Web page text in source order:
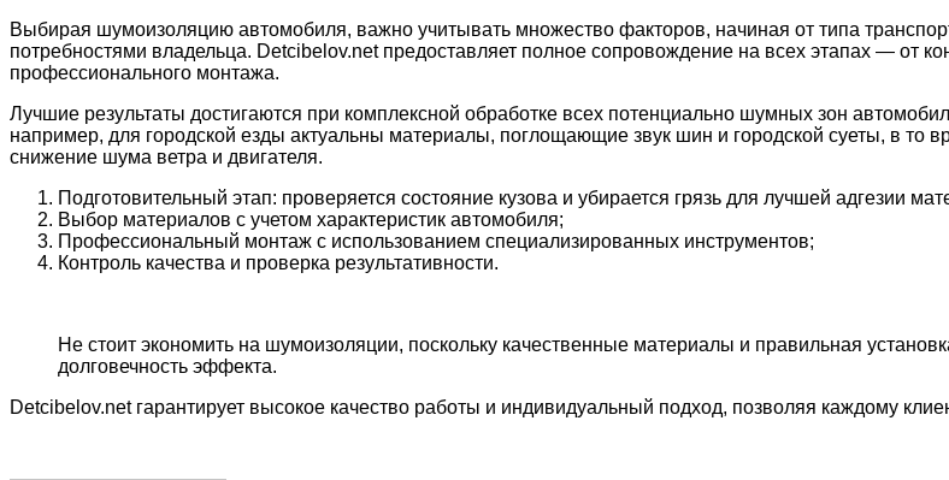
Выбирая шумоизоляцию автомобиля, важно учитывать множество факторов, начиная от типа
потребностями владельца. Detcibelov.net предоставляет полное сопровождение на всех этапах — от
профессионального монтажа.
Лучшие результаты достигаются при комплексной обработке всех потенциально шумных зон
например, для городской езды актуальны материалы, поглощающие звук шин и городской суеты, в то
снижение шума ветра и двигателя.
Подготовительный этап: проверяется состояние кузова и убирается грязь для лучшей адгезии
Выбор материалов с учетом характеристик автомобиля;
Профессиональный монтаж с использованием специализированных инструментов;
Контроль качества и проверка результативности.
Не стоит экономить на шумоизоляции, поскольку качественные материалы и правильная
долговечность эффекта.
Detcibelov.net гарантирует высокое качество работы и индивидуальный подход, позволяя каждому